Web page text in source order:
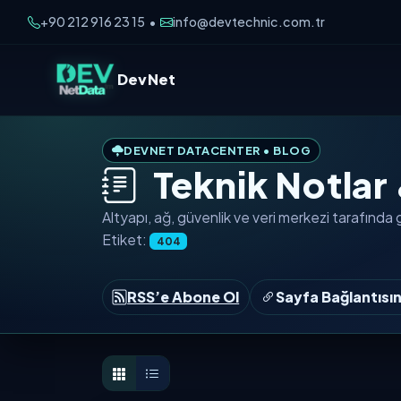
+90 212 916 23 15 • info@devtechnic.com.tr
DevNet
DEVNET DATACENTER • BLOG
Teknik
Altyapı, ağ, güvenlik ve veri merkezi tarafında
Etiket:
404
RSS’e Abone Ol Sayfa